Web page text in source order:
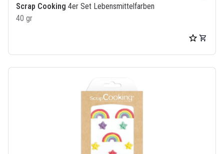
Scrap Cooking 4er Set Lebensmittelfarben
40 gr